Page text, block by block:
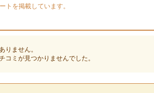
トを掲載しています。
りません。
コミが見つかりませんでした。